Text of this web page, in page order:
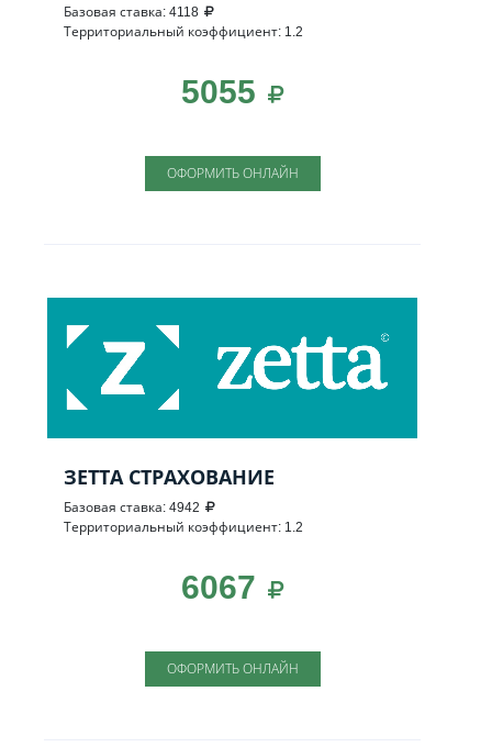
Базовая ставка: 4118
Территориальный коэффициент: 1.2
5055
ОФОРМИТЬ ОНЛАЙН
ЗЕТТА СТРАХОВАНИЕ
Базовая ставка: 4942
Территориальный коэффициент: 1.2
6067
ОФОРМИТЬ ОНЛАЙН